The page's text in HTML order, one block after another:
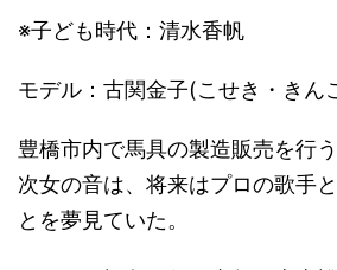
※子ども時代：清水香帆
モデル：古関金子(こせき・きん
豊橋市内で馬具の製造販売を行
次女の音は、将来はプロの歌手
とを夢見ていた。